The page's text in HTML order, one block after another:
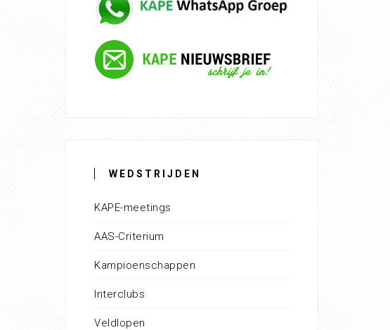
WEDSTRIJDEN
KAPE-meetings
AAS-Criterium
Kampioenschappen
Interclubs
Veldlopen